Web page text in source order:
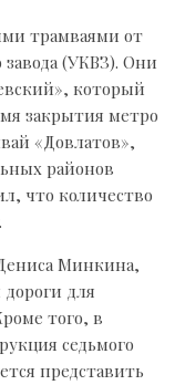
трамваями от
завода (УКВЗ). Они
который
закрытия метро
«Довлатов»,
районов
что количество
Минкина,
для
того, в
седьмого
представить